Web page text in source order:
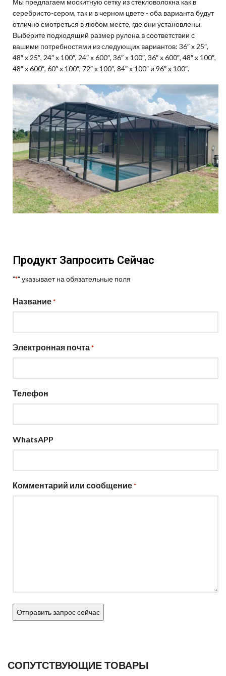
Мы предлагаем москитную сетку из стекловолокна как в
серебристо-сером, так и в черном цвете - оба варианта будут
отлично смотреться в любом месте, где они установлены.
Выберите подходящий размер рулона в соответствии с
вашими потребностями из следующих вариантов: 36″ x 25″,
48″ x 25″, 24″ x 100″, 24″ x 600″, 36″ x 100″, 36″ x 600″, 48″ x 100″,
48″ x 600″, 60″ x 100″, 72″ x 100″, 84″ x 100″ и 96″ x 100″.
Продукт Запросить Сейчас
"*" указывает на обязательные поля
Название *
Электронная почта *
Телефон
WhatsAPP
Комментарий или сообщение *
СОПУТСТВУЮЩИЕ ТОВАРЫ